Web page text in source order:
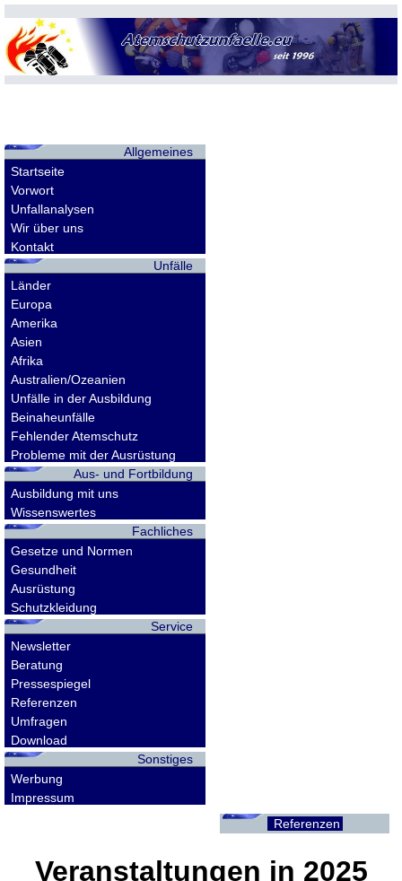
Allgemeines
Startseite
Vorwort
Unfallanalysen
Wir über uns
Kontakt
Unfälle
Länder
Europa
Amerika
Asien
Afrika
Australien/Ozeanien
Unfälle in der Ausbildung
Beinaheunfälle
Fehlender Atemschutz
Probleme mit der Ausrüstung
Aus- und Fortbildung
Ausbildung mit uns
Wissenswertes
Fachliches
Gesetze und Normen
Gesundheit
Ausrüstung
Schutzkleidung
Service
Newsletter
Beratung
Pressespiegel
Referenzen
Umfragen
Download
Sonstiges
Werbung
Impressum
Referenzen
Veranstaltungen in 2025